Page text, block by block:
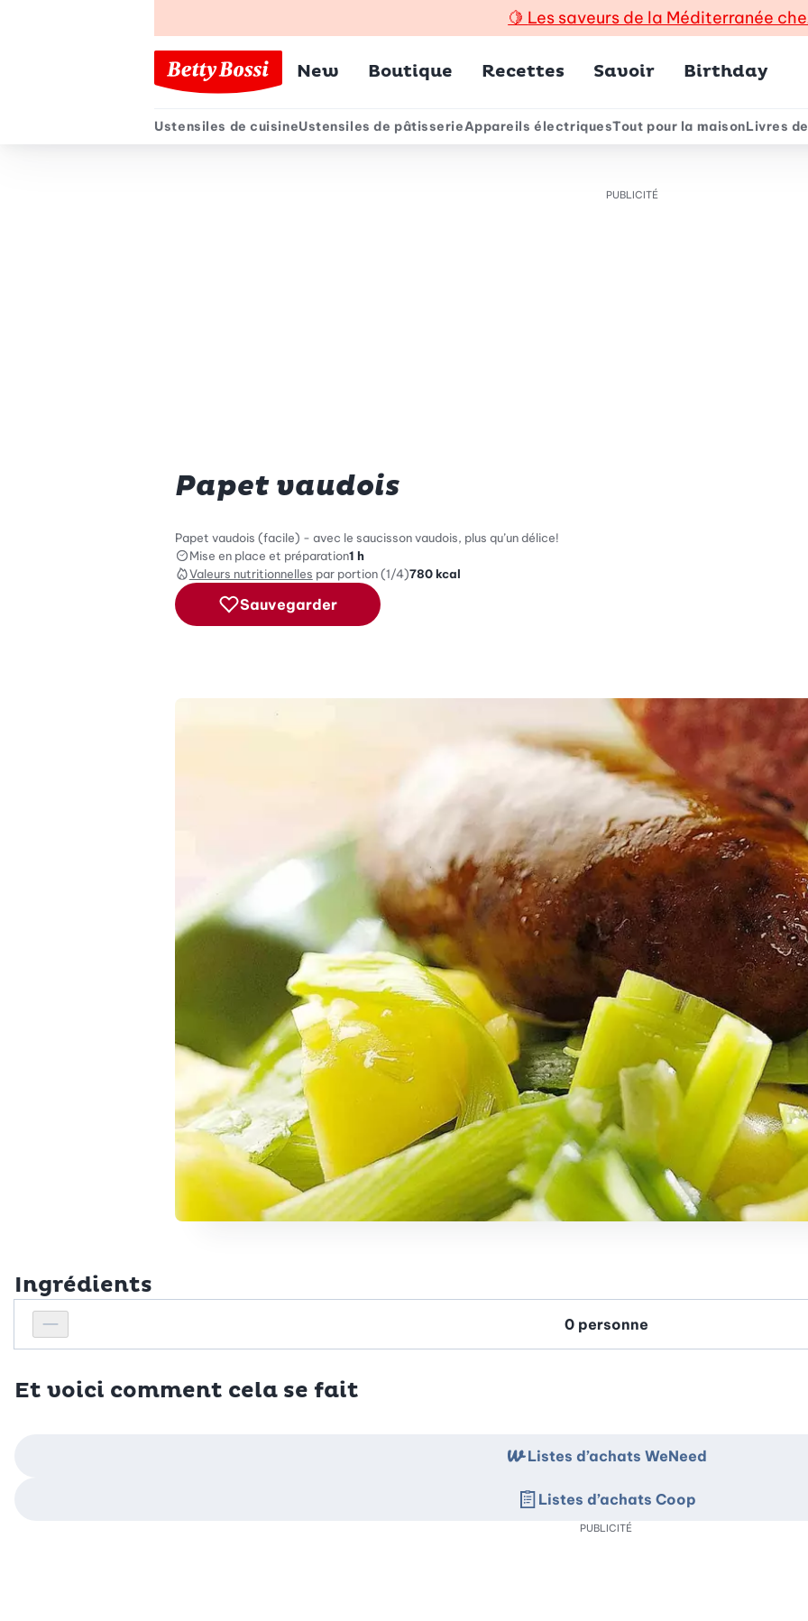
🍋 Les saveurs de la Méditerranée
Menu principal
New Boutique Recettes Savoir Birthday
Menu secondaire
Ustensiles de cuisineUstensiles de pâtisserieAppareils électriquesTout pour la maisonLivres
PUBLICITÉ
Papet vaudois
Papet vaudois (facile) - avec le saucisson vaudois, plus qu’un délice!
Mise en place et préparation1 h
Valeurs nutritionnelles par portion (1/4)780 kcal
Sauvegarder
Ingrédients
Réduire le nombre de personnes
Personnes
Et voici comment cela se fait
Listes d’achats WeNeed
Listes d’achats Coop
PUBLICITÉ